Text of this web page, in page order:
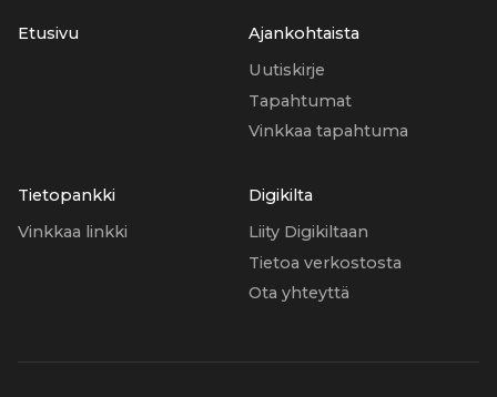
Etusivu
Ajankohtaista
Uutiskirje
Tapahtumat
Vinkkaa tapahtuma
Tietopankki
Vinkkaa linkki
Digikilta
Liity Digikiltaan
Tietoa verkostosta
Ota yhteyttä